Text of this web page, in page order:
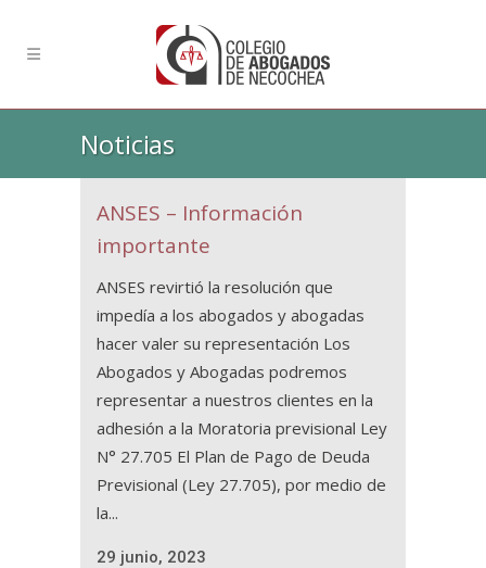
Noticias
ANSES – Información
importante
ANSES revirtió la resolución que
impedía a los abogados y abogadas
hacer valer su representación Los
Abogados y Abogadas podremos
representar a nuestros clientes en la
adhesión a la Moratoria previsional Ley
N° 27.705 El Plan de Pago de Deuda
Previsional (Ley 27.705), por medio de
la...
29 junio, 2023